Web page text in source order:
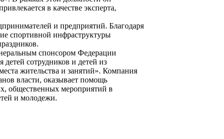
в качестве эксперта,
и предприятий. Благодаря
спортивной инфраструктуры
спонсором Федерации
сотрудников и детей из
жительства и занятий». Компания
власти, оказывает помощь
общественных мероприятий в
и молодежи.